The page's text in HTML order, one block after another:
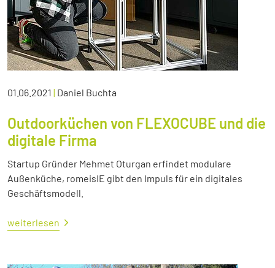
01.06.2021 | Daniel Buchta
Outdoorküchen von FLEXOCUBE und die
digitale Firma
Startup Gründer Mehmet Oturgan erfindet modulare
Außenküche, romeisIE gibt den Impuls für ein digitales
Geschäftsmodell.
weiterlesen